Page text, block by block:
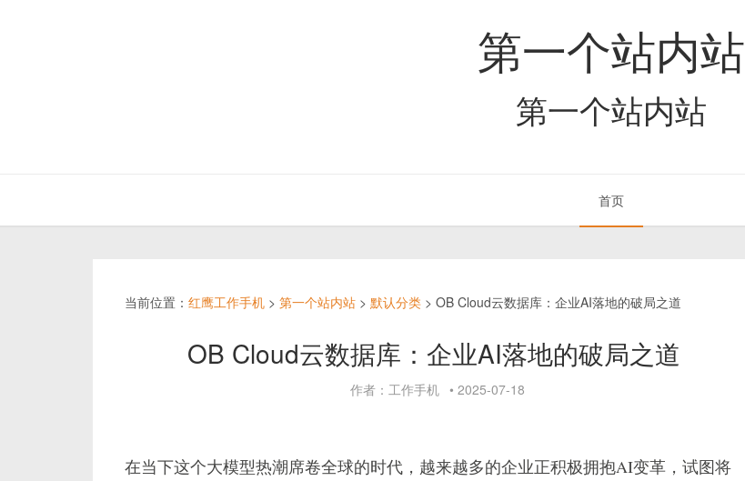
第一个站内站
第一个站内站
首页
当前位置： 红鹰工作手机 > 第一个站内站 > 默认分类 > OB Cloud云数据库：企业AI落地的破局之道
OB Cloud云数据库：企业AI落地的破局之道
作者：工作手机 • 2025-07-18
在当下这个大模型热潮席卷全球的时代，越来越多的企业正积极拥抱AI变革，试图将